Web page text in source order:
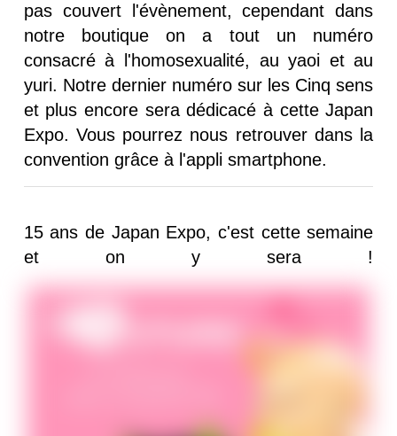
pas couvert l'évènement, cependant dans
notre boutique on a tout un numéro
consacré à l'homosexualité, au yaoi et au
yuri. Notre dernier numéro sur les Cinq sens
et plus encore sera dédicacé à cette Japan
Expo. Vous pourrez nous retrouver dans la
convention grâce à l'appli smartphone.
15 ans de Japan Expo, c'est cette semaine
et on y sera !